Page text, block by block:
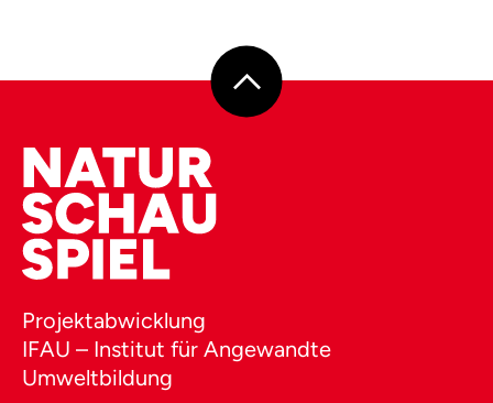
Projektabwicklung
IFAU – Institut für Angewandte
Umweltbildung